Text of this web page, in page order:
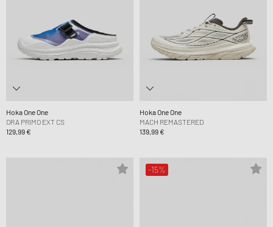
Hoka One One
ORA PRIMO EXT CS
129,99 €
Hoka One One
MACH REMASTERED
139,99 €
-15%